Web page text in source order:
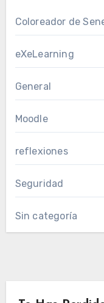
Coloreador de
eXeLearning
General
Moodle
reflexiones
Seguridad
Sin categoría